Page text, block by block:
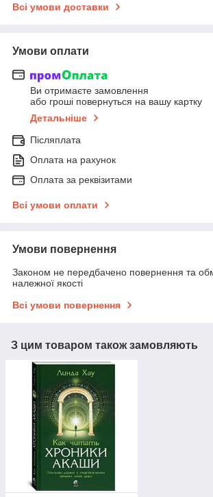
Всі умови доставки
Умови оплати
Ви отримаєте замовлення
або гроші повернуться на вашу картку
Детальніше
Післяплата
Оплата на рахунок
Оплата за реквізитами
Всі умови оплати
Умови повернення
Законом не передбачено повернення та
належної якості
Всі умови повернення
З цим товаром також замовляють